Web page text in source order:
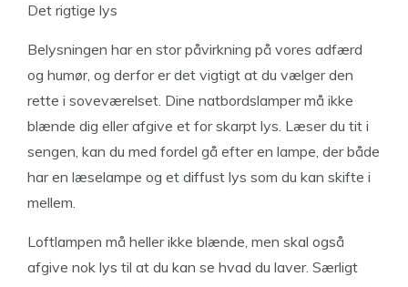
Det rigtige lys
Belysningen har en stor påvirkning på vores adfærd
og humør, og derfor er det vigtigt at du vælger den
rette i soveværelset. Dine natbordslamper må ikke
blænde dig eller afgive et for skarpt lys. Læser du tit i
sengen, kan du med fordel gå efter en lampe, der både
har en læselampe og et diffust lys som du kan skifte i
mellem.
Loftlampen må heller ikke blænde, men skal også
afgive nok lys til at du kan se hvad du laver. Særligt